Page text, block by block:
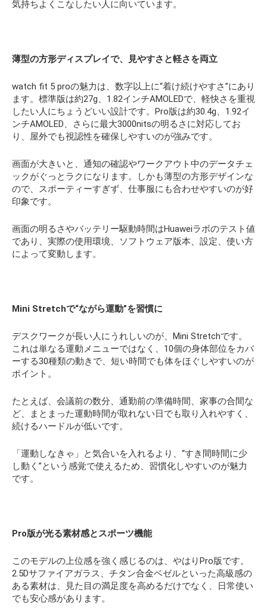
気持ちよくこなしたい人に向いています。
薄型の方形ディスプレイで、見やすさと軽さを両立
watch fit 5 proの魅力は、数字以上に“着け続けやすさ”にあり
ます。標準版は約27g、1.82インチAMOLEDで、軽快さを重視
したい人にちょうどいい設計です。Pro版は約30.4g、1.92イ
ンチAMOLED、さらに最大3000nitsの明るさに対応してお
り、屋外でも視認性を確保しやすいのが強みです。
画面が大きいと、通知の確認やワークアウト中のデータチェ
ックがぐっとラクになります。しかも薄型の方形デザインな
ので、スポーティーすぎず、仕事服にも合わせやすいのが好
印象です。
画面の明るさやバッテリー駆動時間はHuaweiラボのテスト値
であり、実際の使用環境、ソフトウェア版本、設定、使い方
によって変動します。
Mini Stretchで“ながら運動”を習慣に
デスクワークが長い人にうれしいのが、Mini Stretchです。
これは単なる運動メニューではなく、10個の身体部位をカバ
ーする30種類の動きで、短い時間でも体をほぐしやすいのが
ポイント。
たとえば、会議前の数分、通勤前の準備時間、家事の合間な
ど、まとまった運動時間が取れない日でも取り入れやすく、
続けるハードルが低いです。
「運動しなきゃ」と気合いを入れるより、“すき間時間に少
し動く”という感覚で使えるため、習慣化しやすいのが魅力
です。
Pro版が光る素材感とスポーツ機能
このモデルの上位感を強く感じるのは、やはりPro版です。
2.5Dサファイアガラス、チタン合金ベゼルといった高級感の
ある素材は、見た目の満足度を高めるだけでなく、日常使い
でも安心感があります。